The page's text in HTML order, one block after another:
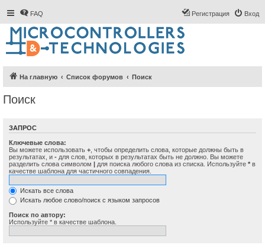
FAQ Вход
Регистрация
На главную Список форумов Поиск
Поиск
ЗАПРОС
Ключевые слова:
Вы можете использовать + , чтобы определить слова, которые должны быть в
результатах, и - для слов, которых в результатах быть не должно. Вы можете
разделить слова символом | для поиска любого слова из списка. Используйте * в
качестве шаблона для частичного совпадения.
Искать все слова
Искать любое слово/поиск с языком запросов
Поиск по автору:
Используйте * в качестве шаблона.